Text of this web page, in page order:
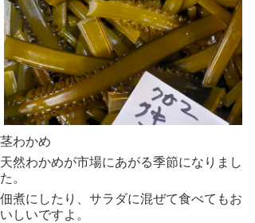
茎わかめ
天然わかめが市場にあがる季節になりまし
た。
佃煮にしたり、サラダに混ぜて食べてもお
いしいですよ。